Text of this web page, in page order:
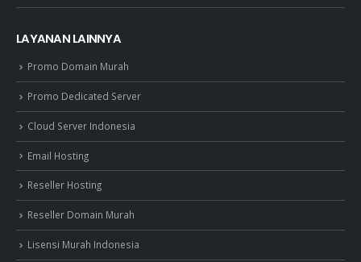
LAYANAN LAINNYA
Promo Domain Murah
Promo Dedicated Server
Cloud Server Indonesia
Email Hosting
Reseller Hosting
Reseller Domain Murah
Lisensi Murah Indonesia